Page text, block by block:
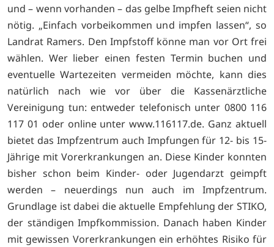
und – wenn vorhanden – das gelbe Impfheft seien nicht
nötig. „Einfach vorbeikommen und impfen lassen“, so
Landrat Ramers. Den Impfstoff könne man vor Ort frei
wählen. Wer lieber einen festen Termin buchen und
eventuelle Wartezeiten vermeiden möchte, kann dies
natürlich nach wie vor über die Kassenärztliche
Vereinigung tun: entweder telefonisch unter 0800 116
117 01 oder online unterwww.116117.de. Ganz aktuell
bietet das Impfzentrum auch Impfungen für 12- bis 15-
Jährige mit Vorerkrankungen an. Diese Kinder konnten
bisher schon beim Kinder- oder Jugendarzt geimpft
werden – neuerdings nun auch im Impfzentrum.
Grundlage ist dabei die aktuelle Empfehlung der STIKO,
der ständigen Impfkommission. Danach haben Kinder
mit gewissen Vorerkrankungen ein erhöhtes Risiko für